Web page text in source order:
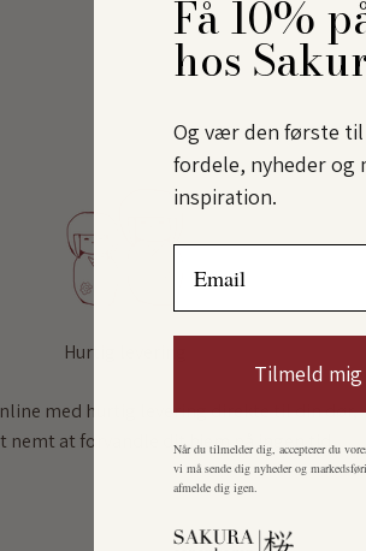
Hurtig levering
med hurtig levering direkte til din dør,
nemt at forvandle dit hjem på ingen tid.
Få 10%
hos
Og vær den første
fordele, nyheder og
inspiration.
Tilmeld
Når du tilmelder dig, accepterer du
vi må sende dig nyheder og
afmelde dig igen.